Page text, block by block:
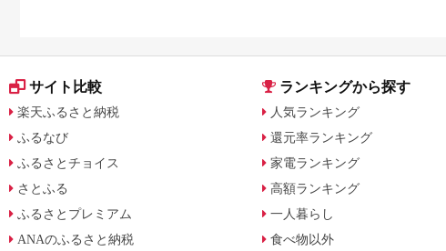
サイト比較
楽天ふるさと納税
ふるなび
ふるさとチョイス
さとふる
ふるさとプレミアム
ANAのふるさと納税
ランキングから探す
人気ランキング
還元率ランキング
家電ランキング
高額ランキング
一人暮らし
食べ物以外